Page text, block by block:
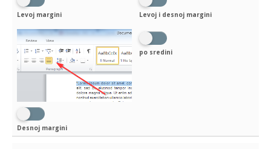
Levoj margini Levoj i desnoj margini
Desnoj margini
po sredini